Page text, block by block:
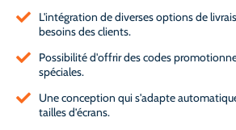
L'intégration de diverses options de
besoins des clients.
Possibilité d'offrir des codes
spéciales.
Une conception qui s'adapte
tailles d’écrans.